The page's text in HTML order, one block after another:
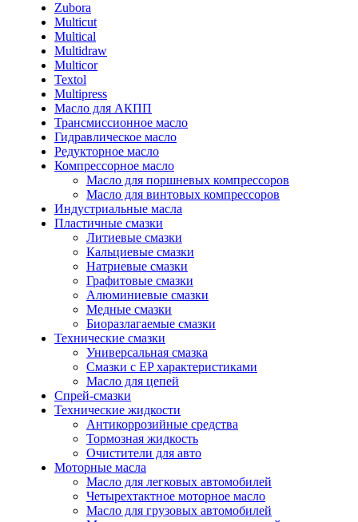
Zubora
Multicut
Multical
Multidraw
Multicor
Textol
Multipress
Масло для АКПП
Трансмиссионное масло
Гидравлическое масло
Редукторное масло
Компрессорное масло
Масло для поршневых компрессоров
Масло для винтовых компрессоров
Индустриальные масла
Пластичные смазки
Литиевые смазки
Кальциевые смазки
Натриевые смазки
Графитовые смазки
Алюминиевые смазки
Медные смазки
Биоразлагаемые смазки
Технические смазки
Универсальная смазка
Смазки с EP характеристиками
Масло для цепей
Спрей-смазки
Технические жидкости
Антикоррозийные средства
Тормозная жидкость
Очистители для авто
Моторные масла
Масло для легковых автомобилей
Четырехтактное моторное масло
Масло для грузовых автомобилей